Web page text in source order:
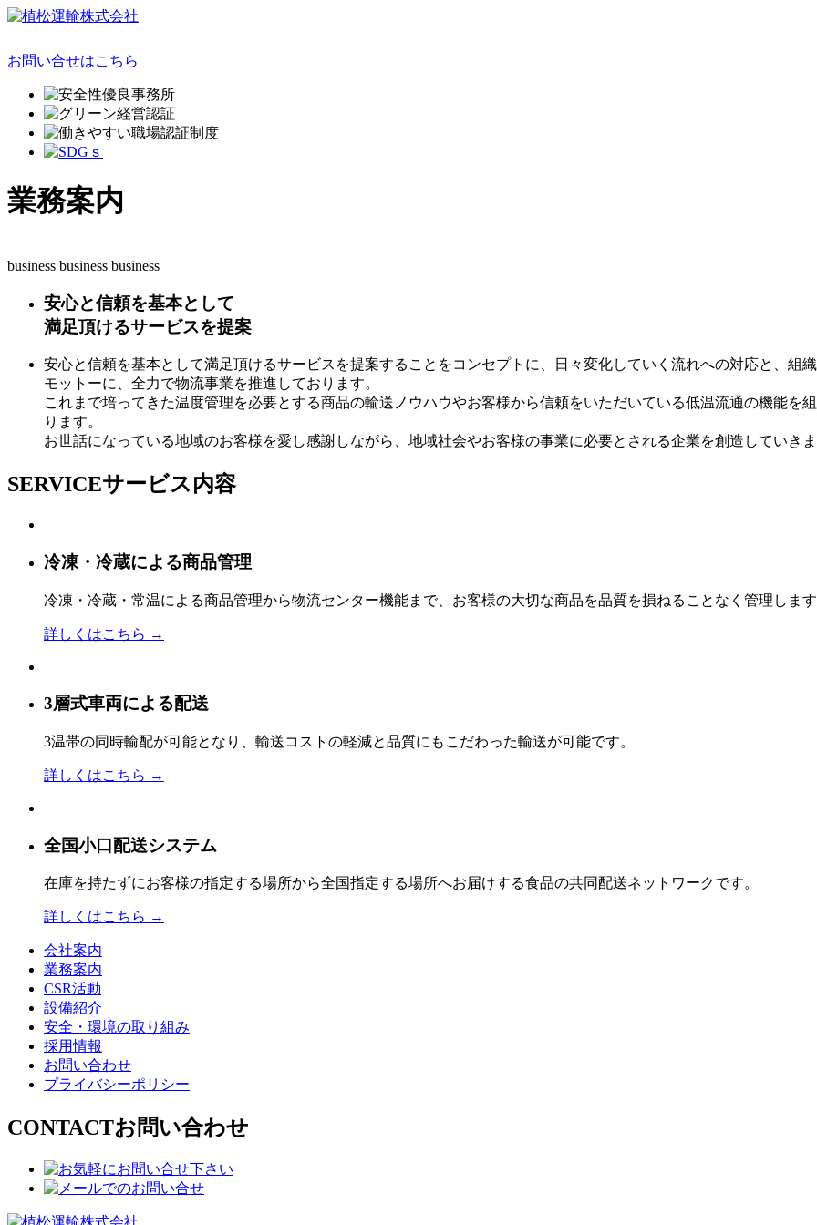
お問い合せはこちら
業務案内
business business business
安心と信頼を基本として
満足頂けるサービスを提案
安心と信頼を基本として満足頂けるサービスを提案することをコンセプトに、日々変化していく流れへの対応と、組
モットーに、全力で物流事業を推進しております。
これまで培ってきた温度管理を必要とする商品の輸送ノウハウやお客様から信頼をいただいている低温流通の機能を
ります。
お世話になっている地域のお客様を愛し感謝しながら、地域社会やお客様の事業に必要とされる企業を創造していき
SERVICEサービス内容
冷凍・冷蔵による商品管理
冷凍・冷蔵・常温による商品管理から物流センター機能まで、お客様の大切な商品を品質を損ねることなく管理しま
詳しくはこちら →
3層式車両による配送
3温帯の同時輸配が可能となり、輸送コストの軽減と品質にもこだわった輸送が可能です。
詳しくはこちら →
全国小口配送システム
在庫を持たずにお客様の指定する場所から全国指定する場所へお届けする食品の共同配送ネットワークです。
詳しくはこちら →
会社案内
業務案内
CSR活動
設備紹介
安全・環境の取り組み
採用情報
お問い合わせ
プライバシーポリシー
CONTACTお問い合わせ